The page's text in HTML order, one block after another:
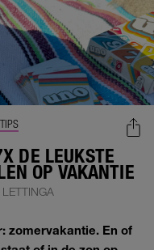
DE LEUKSTE
OP VAKANTIE
zomervakantie. En of